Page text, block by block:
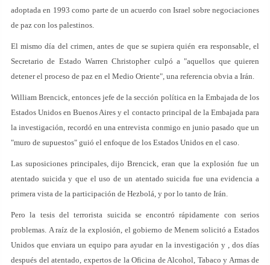
adoptada en 1993 como parte de un acuerdo con Israel sobre negociaciones
de paz con los palestinos.
El mismo día del crimen, antes de que se supiera quién era responsable, el
Secretario de Estado Warren Christopher culpó a "aquellos que quieren
detener el proceso de paz en el Medio Oriente", una referencia obvia a Irán.
William Brencick, entonces jefe de la sección política en la Embajada de los
Estados Unidos en Buenos Aires y el contacto principal de la Embajada para
la investigación, recordó en una entrevista conmigo en junio pasado que un
"muro de supuestos" guió el enfoque de los Estados Unidos en el caso.
Las suposiciones principales, dijo Brencick, eran que la explosión fue un
atentado suicida y que el uso de un atentado suicida fue una evidencia a
primera vista de la participación de Hezbolá, y por lo tanto de Irán.
Pero la tesis del terrorista suicida se encontró rápidamente con serios
problemas. A raíz de la explosión, el gobierno de Menem solicitó a Estados
Unidos que enviara un equipo para ayudar en la investigación y , dos días
después del atentado, expertos de la Oficina de Alcohol, Tabaco y Armas de